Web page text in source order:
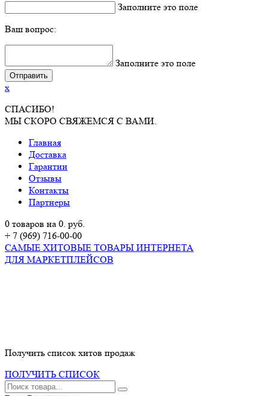
Заполните это поле
Ваш вопрос:
Заполните это поле
x
СПАСИБО!
МЫ СКОРО СВЯЖЕМСЯ С ВАМИ.
Главная
Доставка
Гарантии
Отзывы
Контакты
Партнеры
0 товаров на 0. руб.
+ 7 (969) 716-00-00
САМЫЕ ХИТОВЫЕ ТОВАРЫ ИНТЕРНЕТА
ДЛЯ МАРКЕТПЛЕЙСОВ
Получить список хитов продаж
ПОЛУЧИТЬ СПИСОК